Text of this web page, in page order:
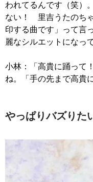
われてるんです（笑）
ない！ 里吉うたのち
印する曲です」って言
麗なシルエットになっ
小林：「高貴に踊って
ね。「手の先まで高貴
やっぱりバズりた